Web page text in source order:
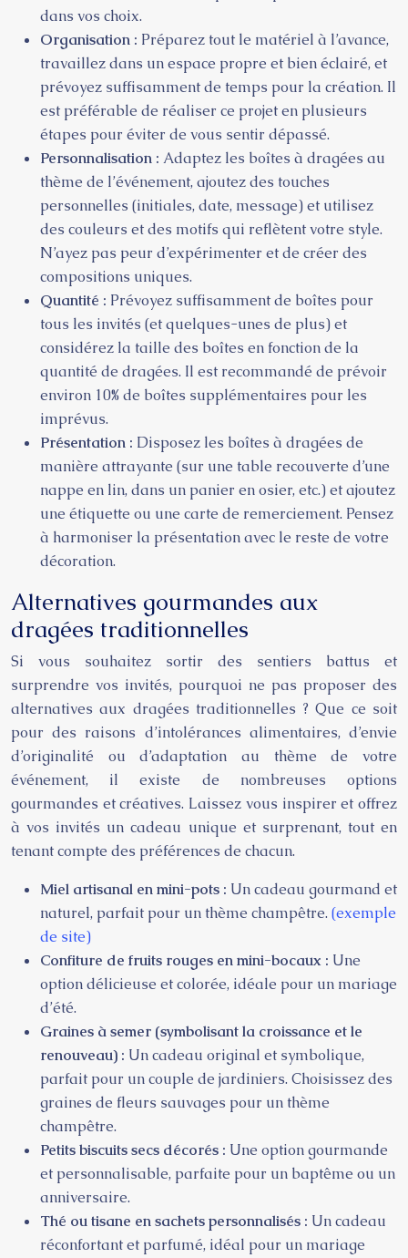
dans vos choix.
Organisation : Préparez tout le matériel à l’avance,
travaillez dans un espace propre et bien éclairé, et
prévoyez suffisamment de temps pour la création. Il
est préférable de réaliser ce projet en plusieurs
étapes pour éviter de vous sentir dépassé.
Personnalisation : Adaptez les boîtes à dragées au
thème de l’événement, ajoutez des touches
personnelles (initiales, date, message) et utilisez
des couleurs et des motifs qui reflètent votre style.
N’ayez pas peur d’expérimenter et de créer des
compositions uniques.
Quantité : Prévoyez suffisamment de boîtes pour
tous les invités (et quelques-unes de plus) et
considérez la taille des boîtes en fonction de la
quantité de dragées. Il est recommandé de prévoir
environ 10% de boîtes supplémentaires pour les
imprévus.
Présentation : Disposez les boîtes à dragées de
manière attrayante (sur une table recouverte d’une
nappe en lin, dans un panier en osier, etc.) et ajoutez
une étiquette ou une carte de remerciement. Pensez
à harmoniser la présentation avec le reste de votre
décoration.
Alternatives gourmandes aux
dragées traditionnelles
Si vous souhaitez sortir des sentiers battus et
surprendre vos invités, pourquoi ne pas proposer des
alternatives aux dragées traditionnelles ? Que ce soit
pour des raisons d’intolérances alimentaires, d’envie
d’originalité ou d’adaptation au thème de votre
événement, il existe de nombreuses options
gourmandes et créatives. Laissez vous inspirer et offrez
à vos invités un cadeau unique et surprenant, tout en
tenant compte des préférences de chacun.
Miel artisanal en mini-pots : Un cadeau gourmand et
naturel, parfait pour un thème champêtre. (exemple
de site)
Confiture de fruits rouges en mini-bocaux : Une
option délicieuse et colorée, idéale pour un mariage
d’été.
Graines à semer (symbolisant la croissance et le
renouveau) : Un cadeau original et symbolique,
parfait pour un couple de jardiniers. Choisissez des
graines de fleurs sauvages pour un thème
champêtre.
Petits biscuits secs décorés : Une option gourmande
et personnalisable, parfaite pour un baptême ou un
anniversaire.
Thé ou tisane en sachets personnalisés : Un cadeau
réconfortant et parfumé, idéal pour un mariage